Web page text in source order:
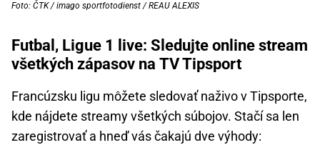
Foto: ČTK / imago sportfotodienst / REAU ALEXIS
Futbal, Ligue 1 live: Sledujte online stream
všetkých zápasov na TV Tipsport
Francúzsku ligu môžete sledovať naživo v Tipsporte,
kde nájdete streamy všetkých súbojov. Stačí sa len
zaregistrovať a hneď vás čakajú dve výhody: